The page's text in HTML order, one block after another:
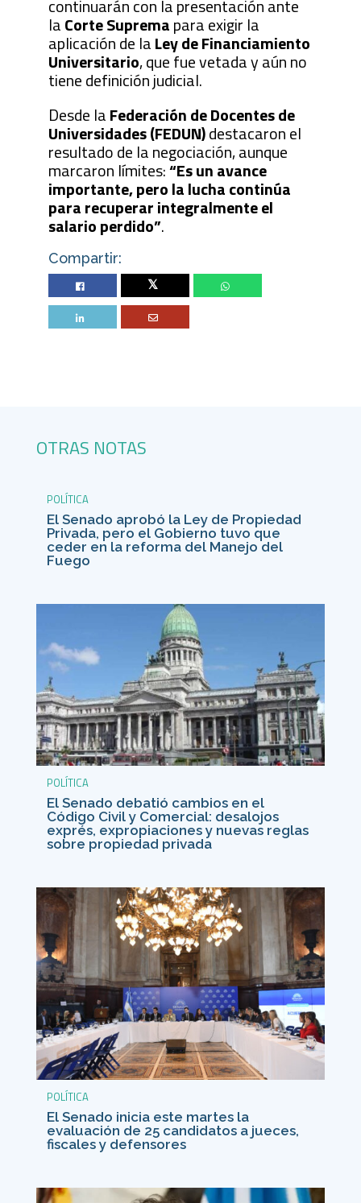
continuarán con la presentación ante
laCorte Supremapara exigir la
aplicación de laLey de Financiamiento
Universitario, que fue vetada y aún no
tiene definición judicial.
Desde laFederación de Docentes de
Universidades (FEDUN)destacaron el
resultado de la negociación, aunque
marcaron límites:“Es un avance
importante, pero la lucha continúa
para recuperar integralmente el
salario perdido”.
Compartir:
Twitter
OTRAS NOTAS
POLÍTICA
El Senado aprobó la Ley de Propiedad
Privada, pero el Gobierno tuvo que
ceder en la reforma del Manejo del
Fuego
POLÍTICA
El Senado debatió cambios en el
Código Civil y Comercial: desalojos
exprés, expropiaciones y nuevas reglas
sobre propiedad privada
POLÍTICA
El Senado inicia este martes la
evaluación de 25 candidatos a jueces,
fiscales y defensores